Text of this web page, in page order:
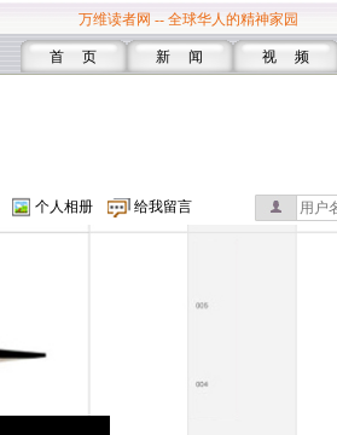
万维读者网 -- 全球华人的精神家园
首 页 新 闻 视 频
个人相册 给我留言